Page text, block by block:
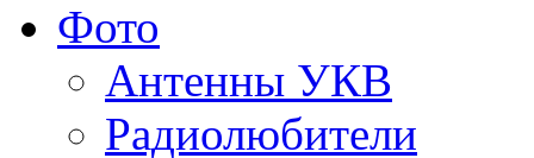
Фото
Антенны УКВ
Радиолюбители